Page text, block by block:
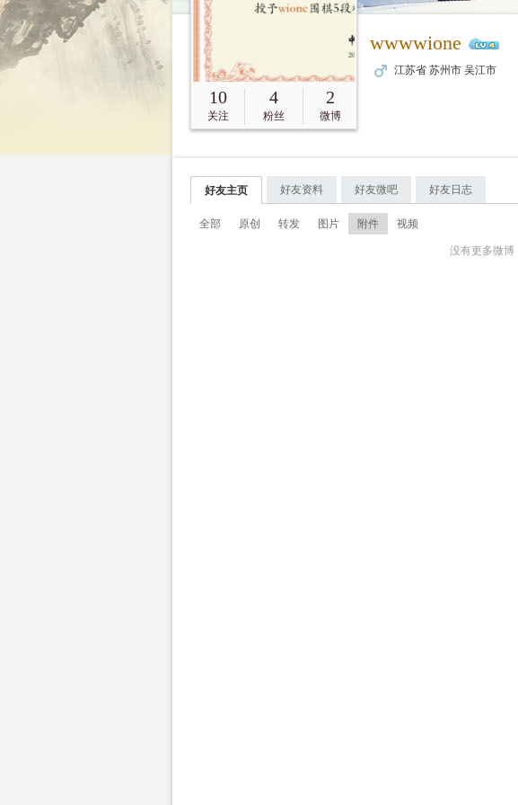
10
关注
4
粉丝
2
微博
wwwwione
江苏省 苏州市 吴江市
好友主页 好友资料 好友微吧 好友日志
全部 原创 转发 图片 附件 视频
没有更多微博